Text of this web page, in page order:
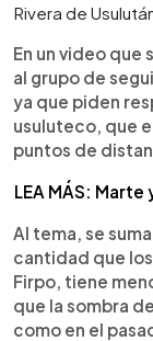
Rivera de
En un video que
al grupo de
ya que piden
usuluteco, que
puntos de
LEA MÁS:
Al tema, se
cantidad que
Firpo, tiene
que la sombra
como en el